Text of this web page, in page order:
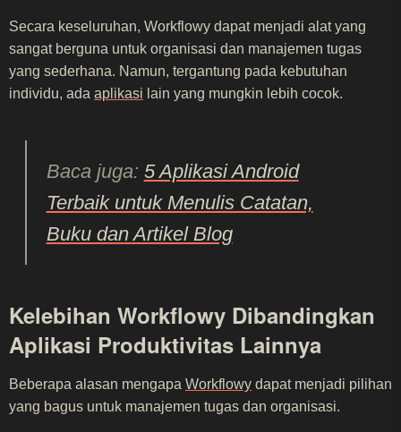
Secara keseluruhan, Workflowy dapat menjadi alat yang
sangat berguna untuk organisasi dan manajemen tugas
yang sederhana. Namun, tergantung pada kebutuhan
individu, ada aplikasi lain yang mungkin lebih cocok.
Baca juga: 5 Aplikasi Android
Terbaik untuk Menulis Catatan,
Buku dan Artikel Blog
Kelebihan Workflowy Dibandingkan
Aplikasi Produktivitas Lainnya
Beberapa alasan mengapa Workflowy dapat menjadi pilihan
yang bagus untuk manajemen tugas dan organisasi.